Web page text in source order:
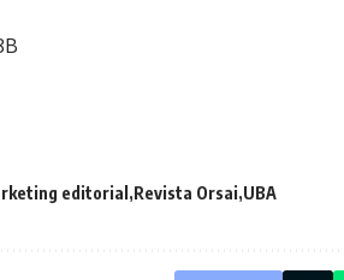
editorial Revista Orsai UBA